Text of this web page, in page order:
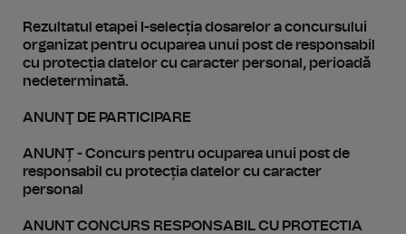
Rezultatul etapei I-selecția dosarelor a concursului
organizat pentru ocuparea unui post de responsabil
cu protecția datelor cu caracter personal, perioadă
nedeterminată.
ANUNŢ DE PARTICIPARE
ANUNȚ - Concurs pentru ocuparea unui post de
responsabil cu protecția datelor cu caracter
personal
ANUNT CONCURS RESPONSABIL CU PROTECTIA